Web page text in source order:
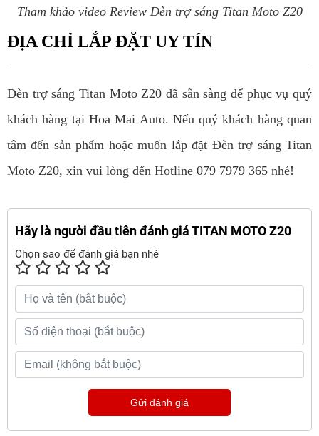
Tham khảo video Review Đèn trợ sáng Titan Moto Z20
ĐỊA CHỈ LẮP ĐẶT UY TÍN
Đèn trợ sáng Titan Moto Z20 đã sẵn sàng để phục vụ quý
khách hàng tại Hoa Mai Auto. Nếu quý khách hàng quan
tâm đến sản phẩm hoặc muốn lắp đặt Đèn trợ sáng Titan
Moto Z20, xin vui lòng đến Hotline 079 7979 365 nhé!
Hãy là người đầu tiên đánh giá TITAN MOTO Z20
Chọn sao để đánh giá bạn nhé
Gửi đánh giá